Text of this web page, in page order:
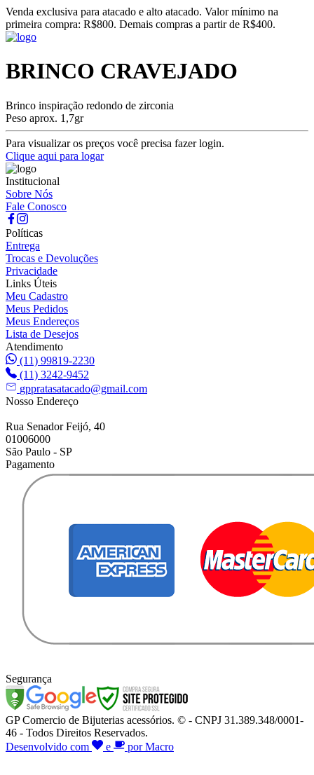
Venda exclusiva para atacado e alto atacado. Valor mínimo na
primeira compra: R$800. Demais compras a partir de R$400.
BRINCO CRAVEJADO
Brinco inspiração redondo de zirconia
Peso aprox. 1,7gr
Para visualizar os preços você precisa fazer login.
Clique aqui para logar
Institucional
Sobre Nós
Fale Conosco
Políticas
Entrega
Trocas e Devoluções
Privacidade
Links Úteis
Meu Cadastro
Meus Pedidos
Meus Endereços
Lista de Desejos
Atendimento
(11) 99819-2230
(11) 3242-9452
gppratasatacado@gmail.com
Nosso Endereço
Rua Senador Feijó, 40
01006000
São Paulo - SP
Pagamento
Segurança
GP Comercio de Bijuterias acessórios. © - CNPJ 31.389.348/0001-
46 - Todos Direitos Reservados.
Desenvolvido com
e por Macro